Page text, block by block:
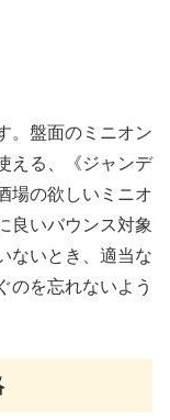
。盤面のミニオン
える、《ジャンデ
場の欲しいミニオ
良いバウンス対象
ないとき、適当な
のを忘れないよう